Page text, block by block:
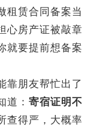
租赁合同备案当
心房产证被敲章
就要提前想备案
朋友帮忙出了
道： 寄宿证明不
查得严，大概率